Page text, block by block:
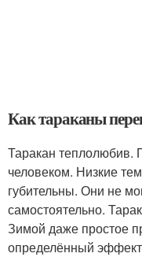
Как тараканы
Таракан теплолюбив.
человеком. Низкие
губительны. Они не
самостоятельно.
Зимой даже простое
определённый